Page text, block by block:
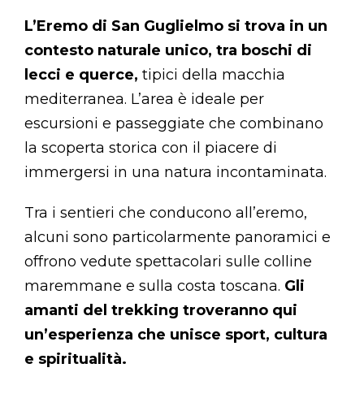
L’Eremo di San Guglielmo si trova in un
contesto naturale unico, tra boschi di
lecci e querce, tipici della macchia
mediterranea. L’area è ideale per
escursioni e passeggiate che combinano
la scoperta storica con il piacere di
immergersi in una natura incontaminata.
Tra i sentieri che conducono all’eremo,
alcuni sono particolarmente panoramici e
offrono vedute spettacolari sulle colline
maremmane e sulla costa toscana. Gli
amanti del trekking troveranno qui
un’esperienza che unisce sport, cultura
e spiritualità.